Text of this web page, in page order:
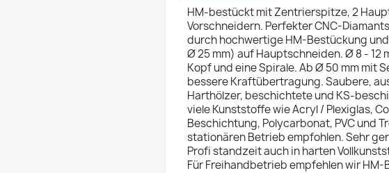
HM-bestückt mit Zentrierspitze, 2
Vorschneidern. Perfekter CNC-
durch hochwertige HM-Bestückung
Ø 25 mm) auf Hauptschneiden. Ø 8 - 12
Kopf und eine Spirale. Ab Ø 50 mm mit
bessere Kraftübertragung. Saubere,
Harthölzer, beschichtete und KS-
viele Kunststoffe wie Acryl / Plexiglas,
Beschichtung, Polycarbonat, PVC und
stationären Betrieb empfohlen. Sehr
Profi standzeit auch in harten
Für Freihandbetrieb empfehlen wir HM-